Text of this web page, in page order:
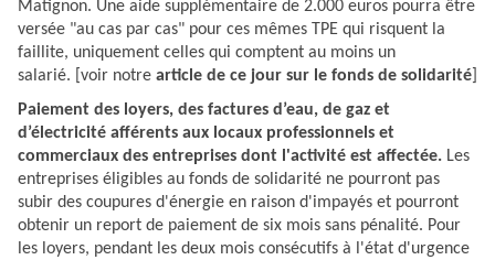
Matignon. Une aide supplémentaire de 2.000 euros pourra être
versée "au cas par cas" pour ces mêmes TPE qui risquent la
faillite, uniquement celles qui comptent au moins un
salarié. [voir notre article de ce jour sur le fonds de solidarité
Paiement des loyers, des factures d’eau, de gaz et
d’électricité afférents aux locaux professionnels et
commerciaux des entreprises dont l'activité est affectée. Les
entreprises éligibles au fonds de solidarité ne pourront pas
subir des coupures d'énergie en raison d'impayés et pourront
obtenir un report de paiement de six mois sans pénalité. Pour
les loyers, pendant les deux mois consécutifs à l'état d'urgence